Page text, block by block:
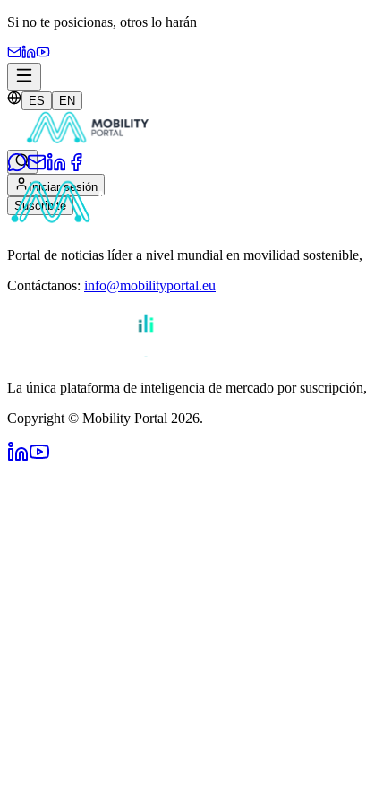
Si no te posicionas, otros lo harán
ES EN
Iniciar sesión
Suscribite
Portal de noticias líder a nivel mundial en movilidad
Contáctanos: info@mobilityportal.eu
La única plataforma de inteligencia de mercado por
Copyright © Mobility Portal 2026.